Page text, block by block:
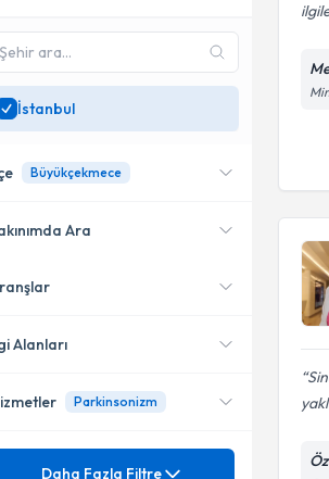
İstanbul
Büyükçekmece
Büyükçekmece
Kadıköy
Ara
yakın uzmanları
Nöroloji (Beyin ve Sinir
Alanları
Alzheimer Hastalığı
Parkinsonizm
Daha Fazla Filtre